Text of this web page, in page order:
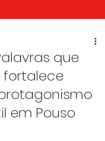
que
fortalece
em Pouso